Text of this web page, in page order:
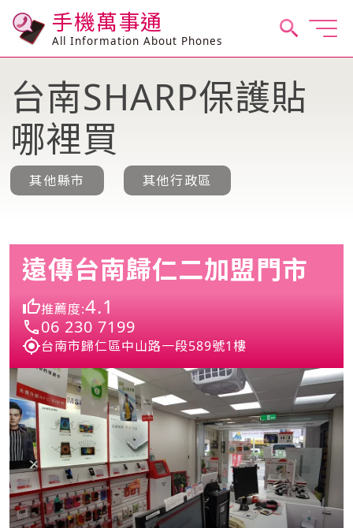
手機萬事通
All Information About Phones
台南SHARP保護貼
哪裡買
其他縣市 其他行政區
遠傳台南歸仁二加盟門市
推薦度:4.1
06 230 7199
台南市歸仁區中山路一段589號1樓